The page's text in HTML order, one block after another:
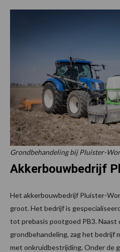
Grondbehandeling bij Pluister-
Akkerbouwbedrijf
Het akkerbouwbedrijf Pluister-
groot. Het bedrijf is
tot prebasis pootgoed PB3. Naast
grondbehandeling, zag het bedrijf
met onkruidbestrijding. Onder de